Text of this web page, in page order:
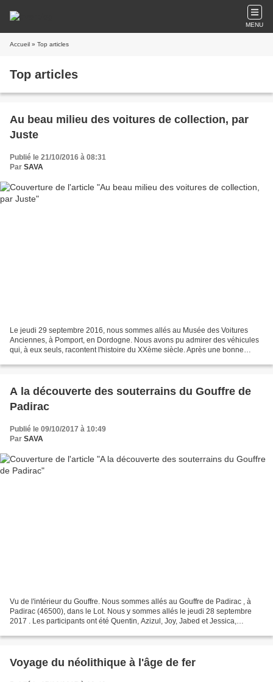
MENU
Accueil » Top articles
Top articles
Au beau milieu des voitures de collection, par
Juste
Publié le 21/10/2016 à 08:31
Par SAVA
Le jeudi 29 septembre 2016, nous sommes allés au Musée des Voitures
Anciennes, à Pomport, en Dordogne. Nous avons pu admirer des véhicules
qui, à eux seuls, racontent l'histoire du XXème siècle. Après une bonne
A la découverte des souterrains du Gouffre de
Padirac
Publié le 09/10/2017 à 10:49
Par SAVA
Vu de l'intérieur du Gouffre. Nous sommes allés au Gouffre de Padirac , à
Padirac (46500), dans le Lot. Nous y sommes allés le jeudi 28 septembre
2017 . Les participants ont été Quentin, Azizul, Joy, Jabed et Jessica,
Voyage du néolithique à l'âge de fer